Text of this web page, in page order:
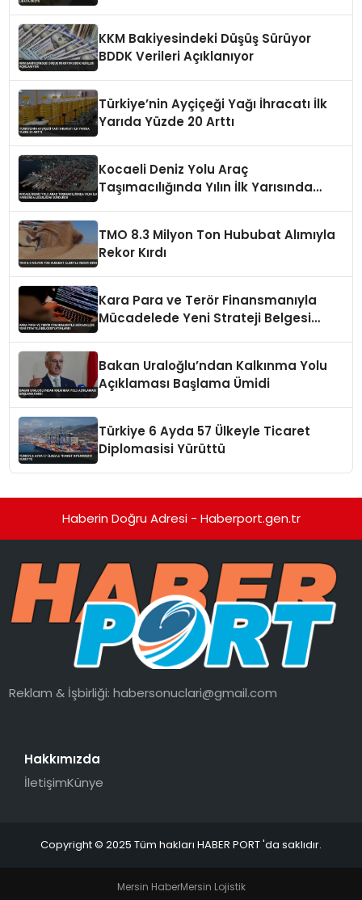
KKM Bakiyesindeki Düşüş Sürüyor
BDDK Verileri Açıklanıyor
Türkiye’nin Ayçiçeği Yağı İhracatı İlk
Yarıda Yüzde 20 Arttı
Kocaeli Deniz Yolu Araç
Taşımacılığında Yılın İlk Yarısında
TMO 8.3 Milyon Ton Hububat Alımıyla
Rekor Kırdı
Kara Para ve Terör Finansmanıyla
Mücadelede Yeni Strateji Belgesi
Bakan Uraloğlu’ndan Kalkınma Yolu
Açıklaması Başlama Ümidi
Türkiye 6 Ayda 57 Ülkeyle Ticaret
Diplomasisi Yürüttü
Haberin Doğru Adresi - Haberport.gen.tr
Reklam & İşbirliği:habersonuclari@gmail.com
Hakkımızda
İletişimKünye
Copyright © 2025 Tüm hakları HABER PORT 'da saklıdır.
Mersin HaberMersin Lojistik